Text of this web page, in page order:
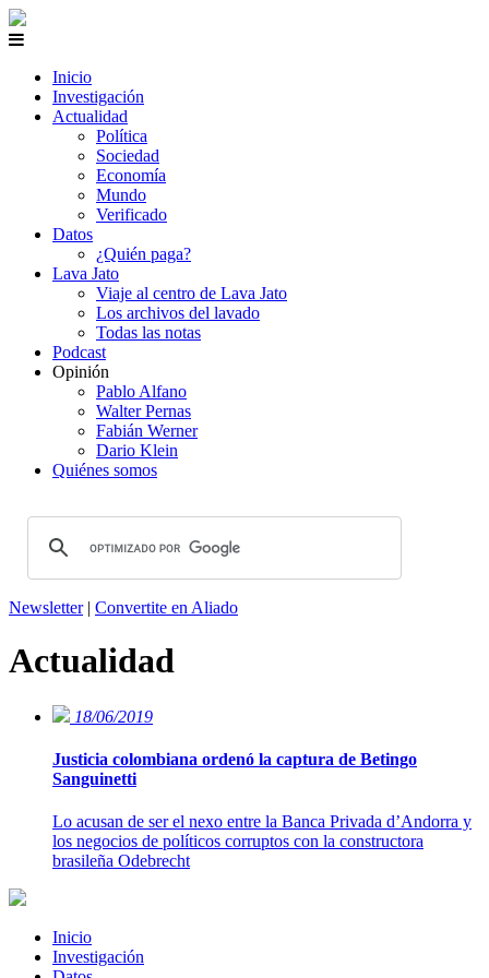
Inicio
Investigación
Actualidad
Política
Sociedad
Economía
Mundo
Verificado
Datos
¿Quién paga?
Lava Jato
Viaje al centro de Lava Jato
Los archivos del lavado
Todas las notas
Podcast
Opinión
Pablo Alfano
Walter Pernas
Fabián Werner
Dario Klein
Quiénes somos
Newsletter| Convertite en Aliado
Actualidad
18/06/2019
Justicia colombiana ordenó la captura de Betingo
Sanguinetti
Lo acusan de ser el nexo entre la Banca Privada d’Andorra y
los negocios de políticos corruptos con la constructora
brasileña Odebrecht
Inicio
Investigación